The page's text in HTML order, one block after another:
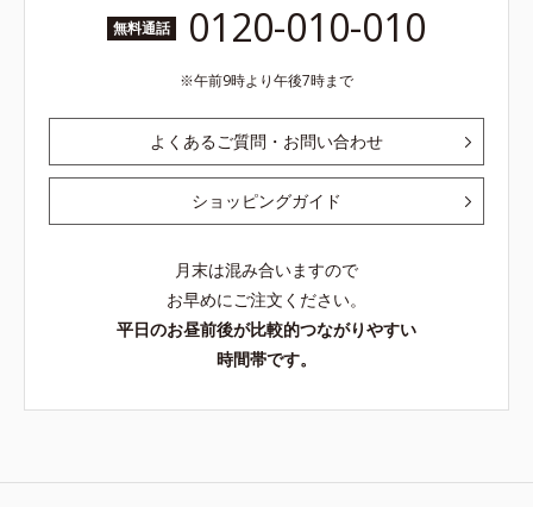
無料通話 0120-010-010
午前9時より午後7時まで
よくあるご質問・お問い合わせ
ショッピングガイド
月末は混み合いますので
お早めにご注文ください。
平日のお昼前後が比較的つながりやすい
時間帯です。